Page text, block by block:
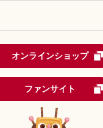
オンラインショップ
ファンサイト